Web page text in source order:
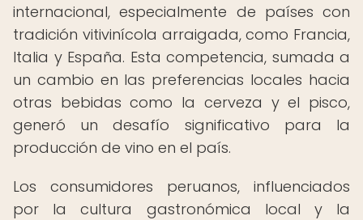
internacional, especialmente de países con
tradición vitivinícola arraigada, como Francia,
Italia y España. Esta competencia, sumada a
un cambio en las preferencias locales hacia
otras bebidas como la cerveza y el pisco,
generó un desafío significativo para la
producción de vino en el país.
Los consumidores peruanos, influenciados
por la cultura gastronómica local y la